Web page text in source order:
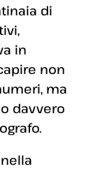
di
in
non
ma
davvero